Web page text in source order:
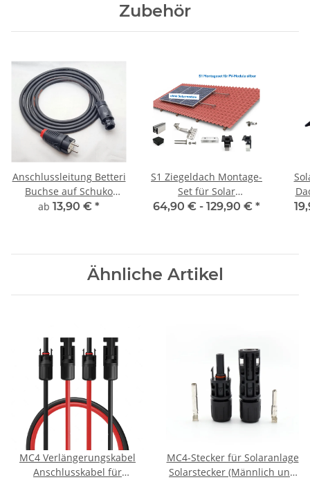
Zubehör
Anschlussleitung Betteri
Buchse auf Schuko
Stecker Kabel für
ab 13,90 € *
S1 Ziegeldach Montage-
Set für Solar
Photovoltaik Module
64,90 € - 129,90 € *
Ähnliche Artikel
MC4 Verlängerungskabel
Anschlusskabel für
MC4-Stecker für Solaranlage
Solarstecker (Männlich und